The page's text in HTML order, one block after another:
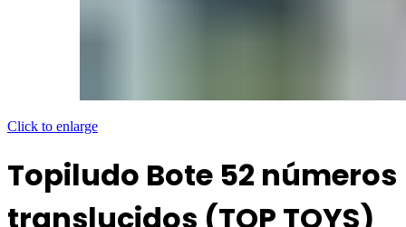
Click to enlarge
Topiludo Bote 52 números
translucidos (TOP TOYS)